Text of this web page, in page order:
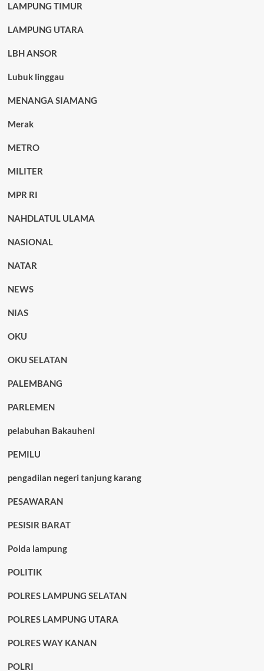
LAMPUNG TIMUR
LAMPUNG UTARA
LBH ANSOR
Lubuk linggau
MENANGA SIAMANG
Merak
METRO
MILITER
MPR RI
NAHDLATUL ULAMA
NASIONAL
NATAR
NEWS
NIAS
OKU
OKU SELATAN
PALEMBANG
PARLEMEN
pelabuhan Bakauheni
PEMILU
pengadilan negeri tanjung karang
PESAWARAN
PESISIR BARAT
Polda lampung
POLITIK
POLRES LAMPUNG SELATAN
POLRES LAMPUNG UTARA
POLRES WAY KANAN
POLRI